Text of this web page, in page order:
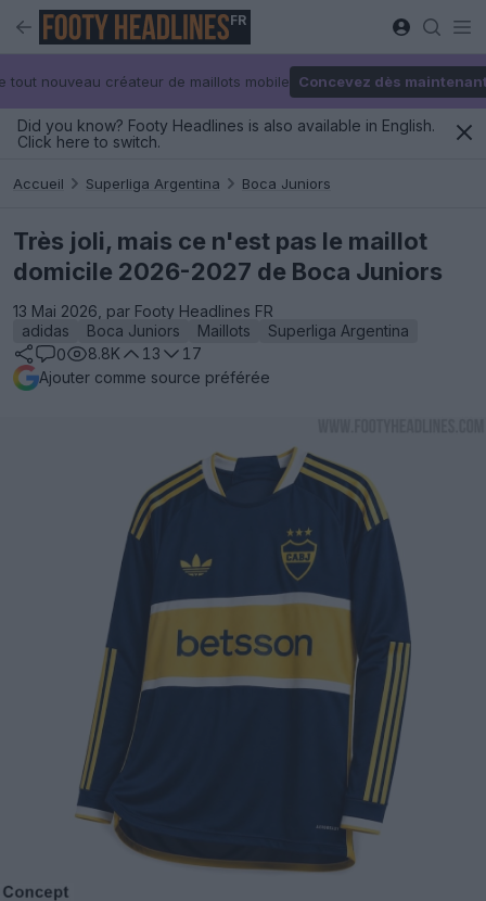
FR
tout nouveau créateur de maillots mobile Concevez dès
Did you know? Footy Headlines is also available in English.
Click here to switch.
Accueil Superliga Argentina Boca Juniors
Très joli, mais ce n'est pas le maillot
domicile 2026-2027 de Boca Juniors
13 Mai 2026, par Footy Headlines FR
adidas
Boca Juniors Maillots
Superliga Argentina
0
8.8K 13
17
Ajouter comme source préférée